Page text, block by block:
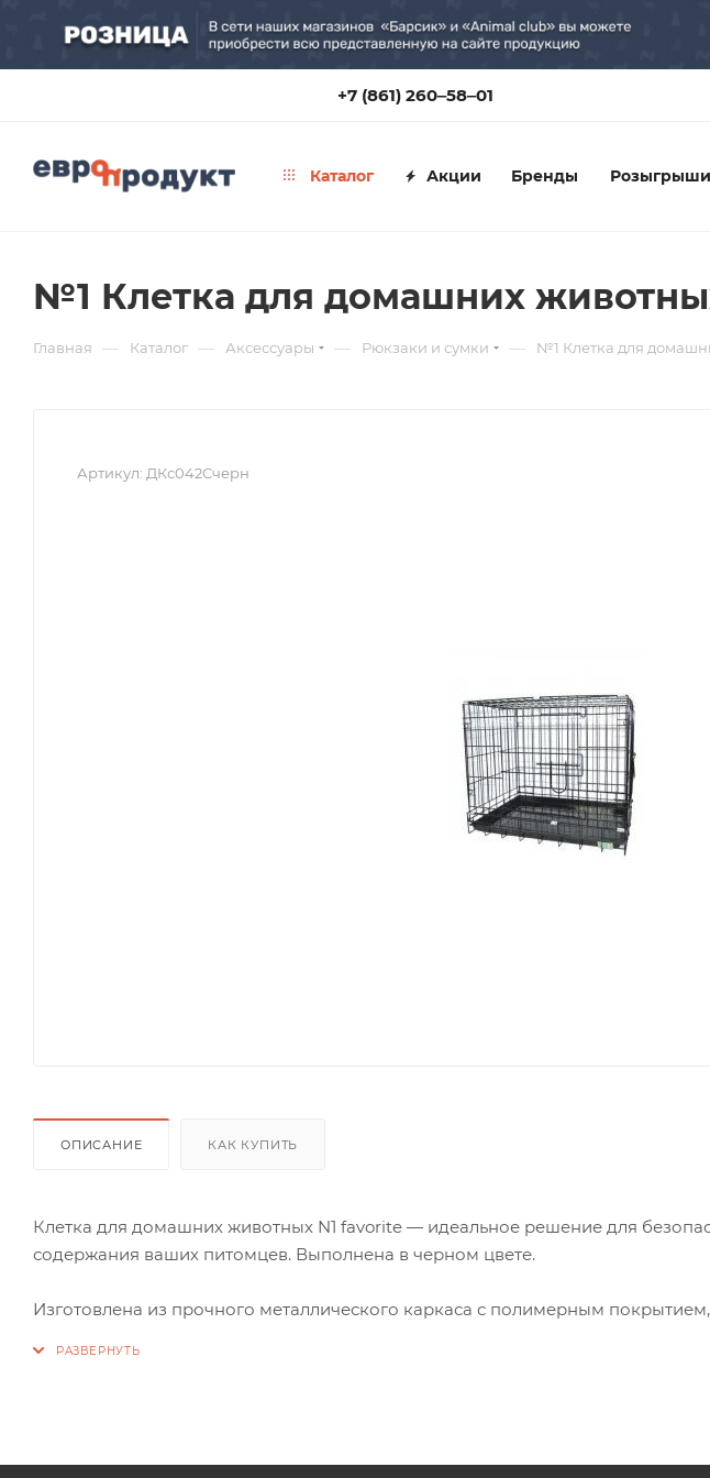
+7 (861) 260‒58‒01
Каталог Акции Бренды
№1 Клетка для домашних
Главная — Каталог — Аксессуары — Рюкзаки и сумки — №1 Клетка для
Артикул: ДКс042Счерн
ОПИСАНИЕ КАК КУПИТЬ
Клетка для домашних животных N1 favorite — идеальное решение для
содержания ваших питомцев. Выполнена в черном цвете.
Изготовлена из прочного металлического каркаса с полимерным